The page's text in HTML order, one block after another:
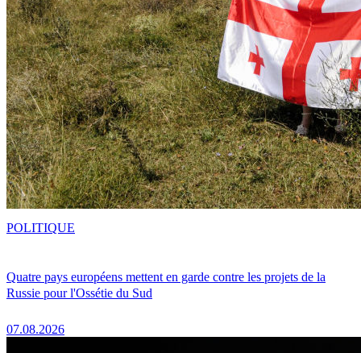
Quatre pays européens mettent en garde contre les projets de la
Russie pour l'Ossétie du Sud
07.08.2026
POLITIQUE